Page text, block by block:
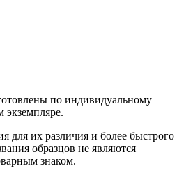
по индивидуальному
экземпляре.
для их различия и более быстрого
образцов не являются
знаком.